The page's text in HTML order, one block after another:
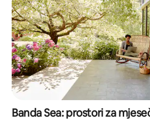
Banda Sea: prostori za